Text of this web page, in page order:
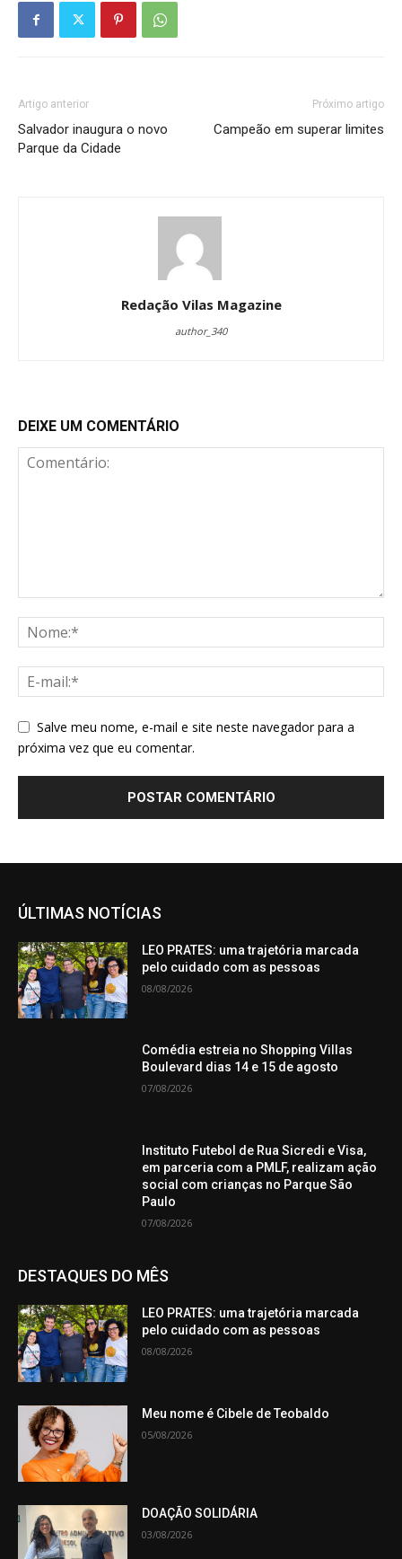
Artigo anterior
Salvador inaugura o novo
Parque da Cidade
Próximo artigo
Campeão em superar limites
Redação Vilas Magazine
author_340
DEIXE UM COMENTÁRIO
Salve meu nome, e-mail e site neste navegador para a
próxima vez que eu comentar.
ÚLTIMAS NOTÍCIAS
LEO PRATES: uma trajetória marcada
pelo cuidado com as pessoas
08/08/2026
Comédia estreia no Shopping Villas
Boulevard dias 14 e 15 de agosto
07/08/2026
Instituto Futebol de Rua Sicredi e Visa,
em parceria com a PMLF, realizam ação
social com crianças no Parque São
Paulo
07/08/2026
DESTAQUES DO MÊS
LEO PRATES: uma trajetória marcada
pelo cuidado com as pessoas
08/08/2026
Meu nome é Cibele de Teobaldo
05/08/2026
DOAÇÃO SOLIDÁRIA
03/08/2026